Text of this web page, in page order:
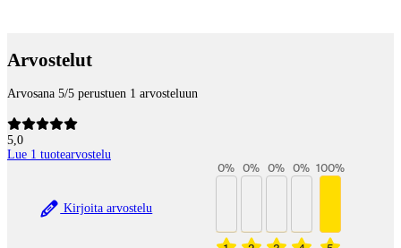
Arvostelut
Arvosana 5/5 perustuen 1 arvosteluun
5,0
Lue 1 tuotearvostelu
Kirjoita arvostelu
0% 0% 0% 0% 100%